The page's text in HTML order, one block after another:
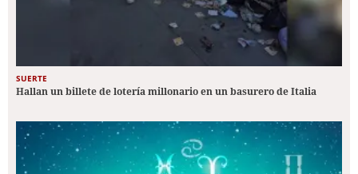
SUERTE
Hallan un billete de lotería millonario en un basurero de Italia